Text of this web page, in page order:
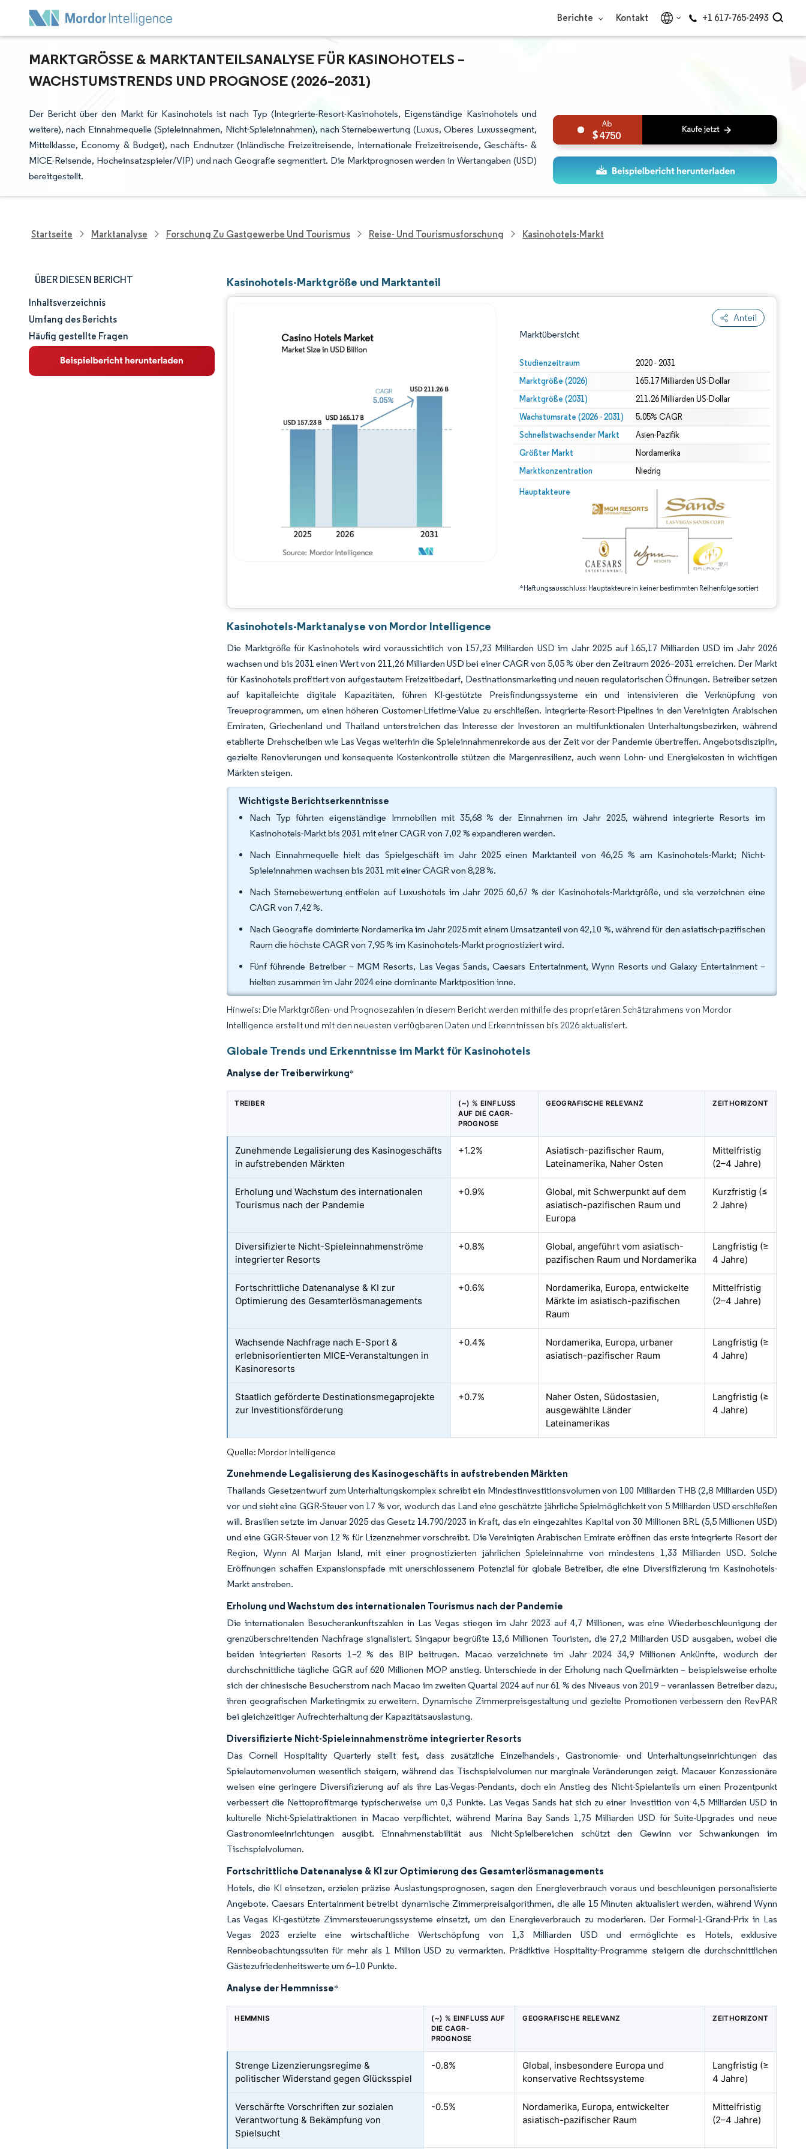
Berichte Kontakt +1 617-765-2493
MARKTGRÖSSE & MARKTANTEILSANALYSE FÜR KASINOHOTELS – W
ACHSTUMSTRENDS UND PROGNOSE (2026–2031)
Der Bericht über den Markt für Kasinohotels ist nach Typ (Integrierte-Resort-Kasinohotels, Eigenständige Kasinohotels und
weitere), nach Einnahmequelle (Spieleinnahmen, Nicht-Spieleinnahmen), nach Sternebewertung (Luxus, Oberes Luxussegment,
Mittelklasse, Economy & Budget), nach Endnutzer (Inländische Freizeitreisende, Internationale Freizeitreisende, Geschäfts- &
MICE-Reisende, Hocheinsatzspieler/VIP) und nach Geografie segmentiert. Die Marktprognosen werden in Wertangaben (USD)
bereitgestellt.
4750
Startseite Marktanalyse Forschung Zu Gastgewerbe Und Tourismus Reise- Und Tourismusforschung Kasinohotels-Markt
ÜBER DIESEN BERICHT
Marktgröße und -anteil
Marktanalyse
Trends und Einblicke
Inhaltsverzeichnis
Umfang des Berichts
Häufig gestellte Fragen
Kasinohotels-Marktgröße und Marktanteil
Anteil
Marktübersicht
Studienzeitraum 2020 - 2031
Marktgröße (2026) 165.17 Milliarden US-Dollar
Marktgröße (2031) 211.26 Milliarden US-Dollar
Wachstumsrate (2026 - 2031) 5.05% CAGR
Schnellstwachsender Markt Asien-Pazifik
Größter Markt Nordamerika
Marktkonzentration Niedrig
Hauptakteure
*Haftungsausschluss: Hauptakteure in keiner bestimmten Reihenfolge sortiert
Bild © Mordor Intelligence. Wiederverwendung erfordert Namensnennung gemäß CC BY 4.0.
Bild © Mordor Intelligence. Wiederverwendung erfordert Namensnennung gemäß CC BY 4.0.
Kasinohotels-Marktanalyse von Mordor Intelligence
Die Marktgröße für Kasinohotels wird voraussichtlich von 157,23 Milliarden USD im Jahr 2025 auf 165,17 Milliarden USD im Jahr 2026
wachsen und bis 2031 einen Wert von 211,26 Milliarden USD bei einer CAGR von 5,05 % über den Zeitraum 2026–2031 erreichen. Der Markt
für Kasinohotels profitiert von aufgestautem Freizeitbedarf, Destinationsmarketing und neuen regulatorischen Öffnungen. Betreiber setzen
auf kapitalleichte digitale Kapazitäten, führen KI-gestützte Preisfindungssysteme ein und intensivieren die Verknüpfung von
Treueprogrammen, um einen höheren Customer-Lifetime-Value zu erschließen. Integrierte-Resort-Pipelines in den Vereinigten Arabischen
Emiraten, Griechenland und Thailand unterstreichen das Interesse der Investoren an multifunktionalen Unterhaltungsbezirken, während
etablierte Drehscheiben wie Las Vegas weiterhin die Spieleinnahmenrekorde aus der Zeit vor der Pandemie übertreffen. Angebotsdisziplin,
gezielte Renovierungen und konsequente Kostenkontrolle stützen die Margenresilienz, auch wenn Lohn- und Energiekosten in wichtigen
Märkten steigen.
Wichtigste Berichtserkenntnisse
Nach Typ führten eigenständige Immobilien mit 35,68 % der Einnahmen im Jahr 2025, während integrierte Resorts im
Kasinohotels-Markt bis 2031 mit einer CAGR von 7,02 % expandieren werden.
Nach Einnahmequelle hielt das Spielgeschäft im Jahr 2025 einen Marktanteil von 46,25 % am Kasinohotels-Markt; Nicht-
Spieleinnahmen wachsen bis 2031 mit einer CAGR von 8,28 %.
Nach Sternebewertung entfielen auf Luxushotels im Jahr 2025 60,67 % der Kasinohotels-Marktgröße, und sie verzeichnen eine
CAGR von 7,42 %.
Nach Geografie dominierte Nordamerika im Jahr 2025 mit einem Umsatzanteil von 42,10 %, während für den asiatisch-pazifischen
Raum die höchste CAGR von 7,95 % im Kasinohotels-Markt prognostiziert wird.
Fünf führende Betreiber – MGM Resorts, Las Vegas Sands, Caesars Entertainment, Wynn Resorts und Galaxy Entertainment –
hielten zusammen im Jahr 2024 eine dominante Marktposition inne.
Hinweis: Die Marktgrößen- und Prognosezahlen in diesem Bericht werden mithilfe des proprietären Schätzrahmens von Mordor
Intelligence erstellt und mit den neuesten verfügbaren Daten und Erkenntnissen bis 2026 aktualisiert.
Globale Trends und Erkenntnisse im Markt für Kasinohotels
Analyse der Treiberwirkung*
TREIBER
(~) % EINFLUSS
AUF DIE CAGR-
PROGNOSE
GEOGRAFISCHE RELEVANZ ZEITHORIZONT
Zunehmende Legalisierung des Kasinogeschäfts
in aufstrebenden Märkten
+1.2%
Asiatisch-pazifischer Raum,
Lateinamerika, Naher Osten
Mittelfristig
(2–4 Jahre)
Erholung und Wachstum des internationalen
Tourismus nach der Pandemie
+0.9%
Global, mit Schwerpunkt auf dem
asiatisch-pazifischen Raum und
Europa
Kurzfristig (≤
2 Jahre)
Diversifizierte Nicht-Spieleinnahmenströme
integrierter Resorts
+0.8%
Global, angeführt vom asiatisch-
pazifischen Raum und Nordamerika
Langfristig (≥
4 Jahre)
Fortschrittliche Datenanalyse & KI zur
Optimierung des Gesamterlösmanagements
+0.6%
Nordamerika, Europa, entwickelte
Märkte im asiatisch-pazifischen
Raum
Mittelfristig
(2–4 Jahre)
Wachsende Nachfrage nach E-Sport &
erlebnisorientierten MICE-Veranstaltungen in
Kasinoresorts
+0.4%
Nordamerika, Europa, urbaner
asiatisch-pazifischer Raum
Langfristig (≥
4 Jahre)
Staatlich geförderte Destinationsmegaprojekte
zur Investitionsförderung
+0.7%
Naher Osten, Südostasien,
ausgewählte Länder
Lateinamerikas
Langfristig (≥
4 Jahre)
Quelle: Mordor Intelligence
Zunehmende Legalisierung des Kasinogeschäfts in aufstrebenden Märkten
Thailands Gesetzentwurf zum Unterhaltungskomplex schreibt ein Mindestinvestitionsvolumen von 100 Milliarden THB (2,8 Milliarden USD)
vor und sieht eine GGR-Steuer von 17 % vor, wodurch das Land eine geschätzte jährliche Spielmöglichkeit von 5 Milliarden USD erschließen
will. Brasilien setzte im Januar 2025 das Gesetz 14.790/2023 in Kraft, das ein eingezahltes Kapital von 30 Millionen BRL (5,5 Millionen USD)
und eine GGR-Steuer von 12 % für Lizenznehmer vorschreibt. Die Vereinigten Arabischen Emirate eröffnen das erste integrierte Resort der
Region, Wynn Al Marjan Island, mit einer prognostizierten jährlichen Spieleinnahme von mindestens 1,33 Milliarden USD. Solche
Eröffnungen schaffen Expansionspfade mit unerschlossenem Potenzial für globale Betreiber, die eine Diversifizierung im Kasinohotels-
Markt anstreben.
Erholung und Wachstum des internationalen Tourismus nach der Pandemie
Die internationalen Besucherankunftszahlen in Las Vegas stiegen im Jahr 2023 auf 4,7 Millionen, was eine Wiederbeschleunigung der
grenzüberschreitenden Nachfrage signalisiert. Singapur begrüßte 13,6 Millionen Touristen, die 27,2 Milliarden USD ausgaben, wobei die
beiden integrierten Resorts 1–2 % des BIP beitrugen. Macao verzeichnete im Jahr 2024 34,9 Millionen Ankünfte, wodurch der
durchschnittliche tägliche GGR auf 620 Millionen MOP anstieg. Unterschiede in der Erholung nach Quellmärkten – beispielsweise erholte
sich der chinesische Besucherstrom nach Macao im zweiten Quartal 2024 auf nur 61 % des Niveaus von 2019 – veranlassen Betreiber dazu,
ihren geografischen Marketingmix zu erweitern. Dynamische Zimmerpreisgestaltung und gezielte Promotionen verbessern den RevPAR
bei gleichzeitiger Aufrechterhaltung der Kapazitätsauslastung.
Diversifizierte Nicht-Spieleinnahmenströme integrierter Resorts
Das Cornell Hospitality Quarterly stellt fest, dass zusätzliche Einzelhandels-, Gastronomie- und Unterhaltungseinrichtungen das
Spielautomenvolumen wesentlich steigern, während das Tischspielvolumen nur marginale Veränderungen zeigt. Macauer Konzessionäre
weisen eine geringere Diversifizierung auf als ihre Las-Vegas-Pendants, doch ein Anstieg des Nicht-Spielanteils um einen Prozentpunkt
verbessert die Nettoprofitmarge typischerweise um 0,3 Punkte. Las Vegas Sands hat sich zu einer Investition von 4,5 Milliarden USD in
kulturelle Nicht-Spielattraktionen in Macao verpflichtet, während Marina Bay Sands 1,75 Milliarden USD für Suite-Upgrades und neue
Gastronomieeinrichtungen ausgibt. Einnahmenstabilität aus Nicht-Spielbereichen schützt den Gewinn vor Schwankungen im
Tischspielvolumen.
Fortschrittliche Datenanalyse & KI zur Optimierung des Gesamterlösmanagements
Hotels, die KI einsetzen, erzielen präzise Auslastungsprognosen, sagen den Energieverbrauch voraus und beschleunigen personalisierte
Angebote. Caesars Entertainment betreibt dynamische Zimmerpreisalgorithmen, die alle 15 Minuten aktualisiert werden, während Wynn
Las Vegas KI-gestützte Zimmersteuerungssysteme einsetzt, um den Energieverbrauch zu moderieren. Der Formel-1-Grand-Prix in Las
Vegas 2023 erzielte eine wirtschaftliche Wertschöpfung von 1,3 Milliarden USD und ermöglichte es Hotels, exklusive
Rennbeobachtungssuiten für mehr als 1 Million USD zu vermarkten. Prädiktive Hospitality-Programme steigern die durchschnittlichen
Gästezufriedenheitswerte um 6–10 Punkte.
Analyse der Hemmnisse*
HEMMNIS
(~) % EINFLUSS AUF
DIE CAGR-
PROGNOSE
GEOGRAFISCHE RELEVANZ ZEITHORIZONT
Strenge Lizenzierungsregime &
politischer Widerstand gegen Glücksspiel
-0.8%
Global, insbesondere Europa und
konservative Rechtssysteme
Langfristig (≥
4 Jahre)
Verschärfte Vorschriften zur sozialen
Verantwortung & Bekämpfung von
Spielsucht
-0.5%
Nordamerika, Europa, entwickelter
asiatisch-pazifischer Raum
Mittelfristig
(2–4 Jahre)